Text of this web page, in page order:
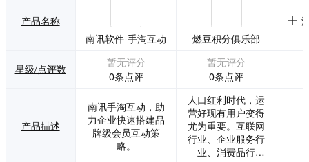
产品名称
南讯软件-手淘互动
燃豆积分俱乐部
星级/点评数
暂无评分
0条点评
暂无评分
0条点评
产品描述
南讯手淘互动，助
力企业快速搭建品
牌级会员互动策
略。
人口红利时代，运
营好现有用户变得
尤为重要。互联网
行业、企业服务行
业、消费品行